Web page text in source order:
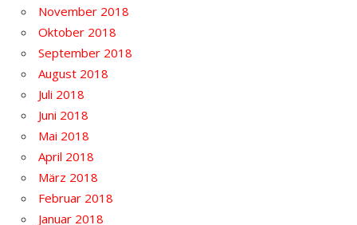
November 2018
Oktober 2018
September 2018
August 2018
Juli 2018
Juni 2018
Mai 2018
April 2018
März 2018
Februar 2018
Januar 2018